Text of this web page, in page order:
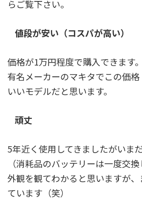
らご覧下さい。
値段が安い（コスパが高い）
価格が1万円程度で購入できます。
有名メーカーのマキタでこの価
いいモデルだと思います。
頑丈
5年近く使用してきましたがいま
（消耗品のバッテリーは一度交換
外観を観てわかると思いますが
ています（笑）